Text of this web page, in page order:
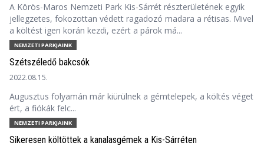
A Körös-Maros Nemzeti Park Kis-Sárrét részterületének egyik
jellegzetes, fokozottan védett ragadozó madara a rétisas. Mivel
a költést igen korán kezdi, ezért a párok má...
NEMZETI PARKJAINK
Szétszéledő bakcsók
2022.08.15.
Augusztus folyamán már kiürülnek a gémtelepek, a költés véget
ért, a fiókák felc...
NEMZETI PARKJAINK
Sikeresen költöttek a kanalasgémek a Kis-Sárréten